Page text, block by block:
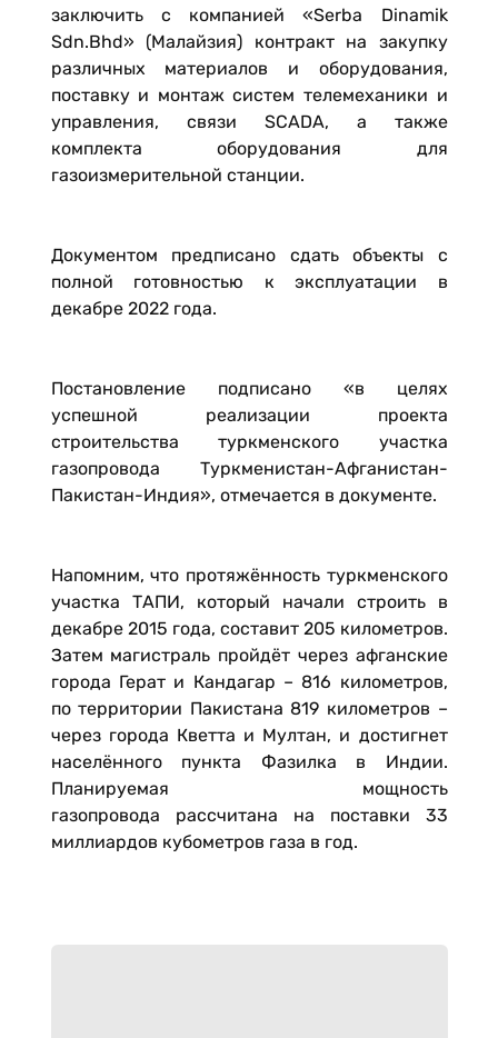
заключить с компанией «Serba Dinamik
Sdn.Bhd» (Малайзия) контракт на закупку
различных материалов и оборудования,
поставку и монтаж систем телемеханики и
управления, связи SCADA, а также
комплекта оборудования для
газоизмерительной станции.
Документом предписано сдать объекты с
полной готовностью к эксплуатации в
декабре 2022 года.
Постановление подписано «в целях
успешной реализации проекта
строительства туркменского участка
газопровода Туркменистан-Афганистан-
Пакистан-Индия», отмечается в документе.
Напомним, что протяжённость туркменского
участка ТАПИ, который начали строить в
декабре 2015 года, составит 205 километров.
Затем магистраль пройдёт через афганские
города Герат и Кандагар – 816 километров,
по территории Пакистана 819 километров –
через города Кветта и Мултан, и достигнет
населённого пункта Фазилка в Индии.
Планируемая мощность
газопровода рассчитана на поставки 33
миллиардов кубометров газа в год.